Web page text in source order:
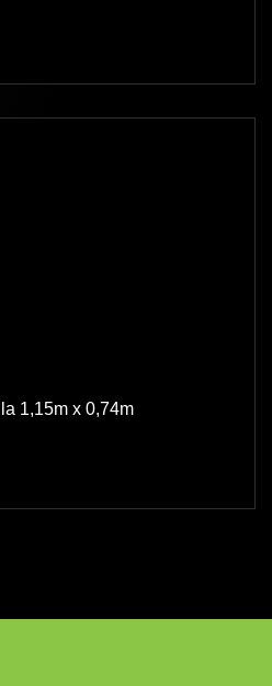
1,15m x 0,74m